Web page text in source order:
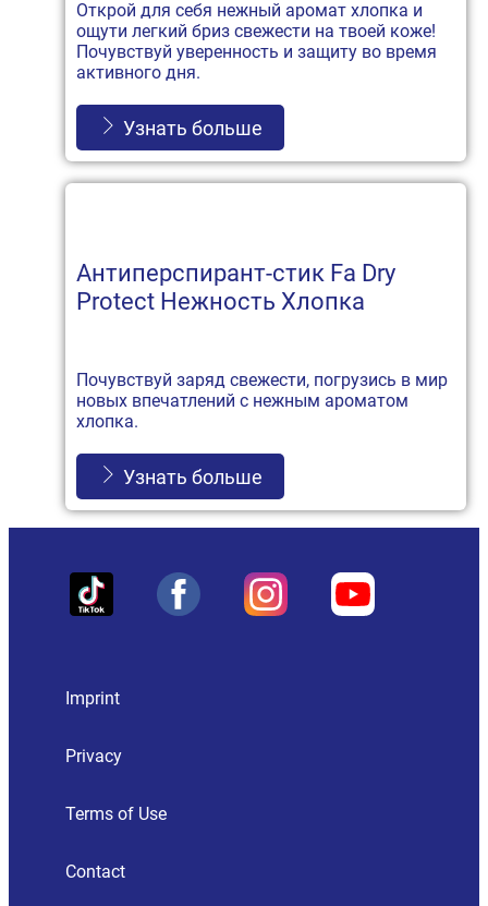
Открой для себя нежный аромат хлопка и
ощути легкий бриз свежести на твоей коже!
Почувствуй уверенность и защиту во время
активного дня.
Узнать больше
Антиперспирант-стик Fa Dry
Protect Нежность Хлопка
Почувствуй заряд свежести, погрузись в мир
новых впечатлений с нежным ароматом
хлопка.
Узнать больше
Imprint
Privacy
Terms of Use
Contact